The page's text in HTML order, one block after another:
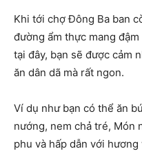
Khi tới chợ Đông Ba ban
đường ẩm thực mang
tại đây, bạn sẽ được cảm
ăn dân dã mà rất ngon.
Ví dụ như bạn có thể ăn
nướng, nem chả tré, Món
phu và hấp dẫn với